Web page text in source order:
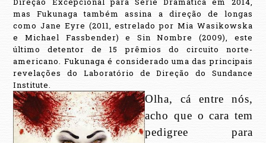
mas Fukunaga também assina a direção de longas
como Jane Eyre (2011, estrelado por Mia Wasikowska
e Michael Fassbender) e Sin Nombre (2009), este
último detentor de 15 prêmios do circuito norte-
americano. Fukunaga é considerado uma das principais
revelações do Laboratório de Direção do Sundance
Institute.
Olha, cá entre nós,
acho que o cara tem
pedigree para